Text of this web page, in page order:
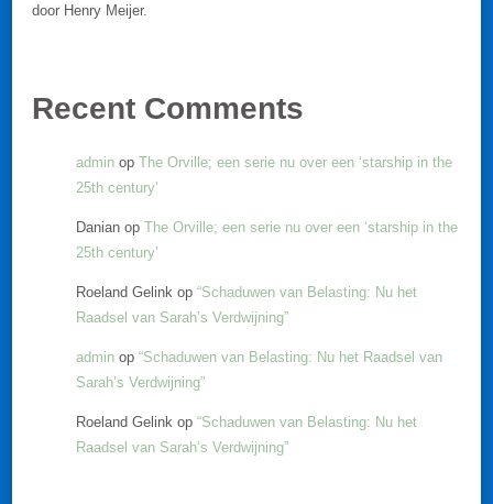
door Henry Meijer.
Recent Comments
admin op The Orville; een serie nu over een ‘starship in the
25th century’
Danian op The Orville; een serie nu over een ‘starship in the
25th century’
Roeland Gelink op “Schaduwen van Belasting: Nu het
Raadsel van Sarah’s Verdwijning”
admin op “Schaduwen van Belasting: Nu het Raadsel van
Sarah’s Verdwijning”
Roeland Gelink op “Schaduwen van Belasting: Nu het
Raadsel van Sarah’s Verdwijning”